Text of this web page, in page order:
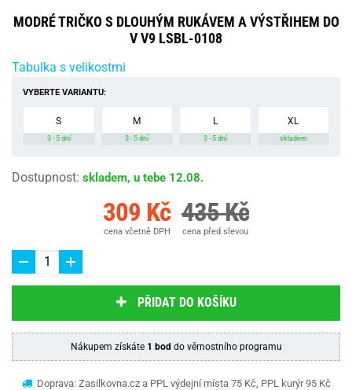
MODRÉ TRIČKO S DLOUHÝM RUKÁVEM A VÝSTŘIHEM DO
V V9 LSBL-0108
Tabulka s velikostmi
VYBERTE VARIANTU:
S
3 - 5 dní
M
3 - 5 dní
L
3 - 5 dní
XL
skladem
Dostupnost: skladem, u tebe 12.08.
309 Kč
cena včetně DPH
435 Kč
cena před slevou
PŘIDAT DO KOŠÍKU
Nákupem získáte 1 bod do věrnostního programu
Doprava: Zasilkovna.cz a PPL výdejní místa 75 Kč, PPL kurýr 95 Kč